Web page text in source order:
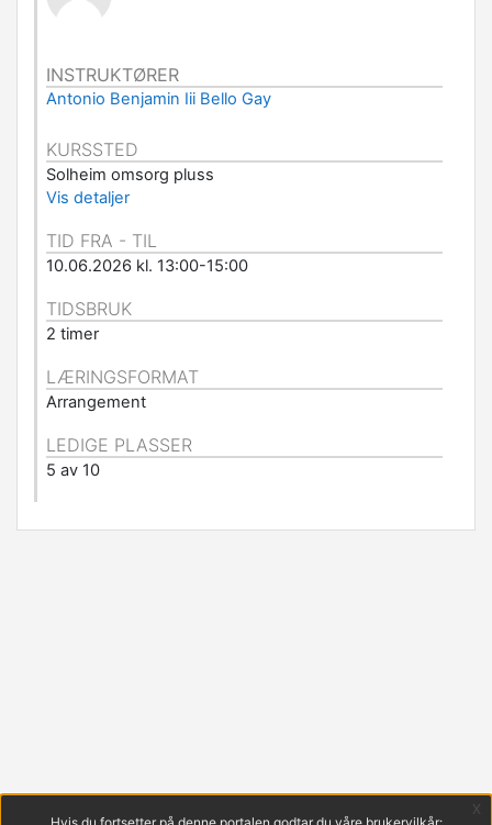
INSTRUKTØRER
Antonio Benjamin Iii Bello Gay
KURSSTED
Solheim omsorg pluss
Vis detaljer
TID FRA - TIL
10.06.2026 kl. 13:00-15:00
TIDSBRUK
2 timer
LÆRINGSFORMAT
Arrangement
LEDIGE PLASSER
5 av 10
x